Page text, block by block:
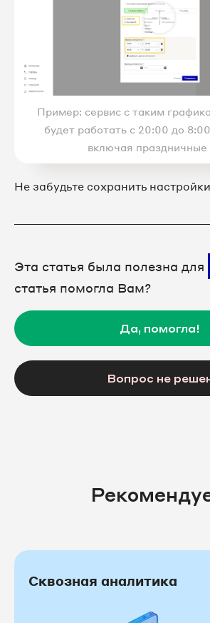
Пример: сервис с таким
будет работать с 20:00 до
включая праздничные
Не забудьте сохранить
Эта статья была полезна для
статья помогла Вам?
Да, помогла!
Вопрос не
Сквозная аналитика